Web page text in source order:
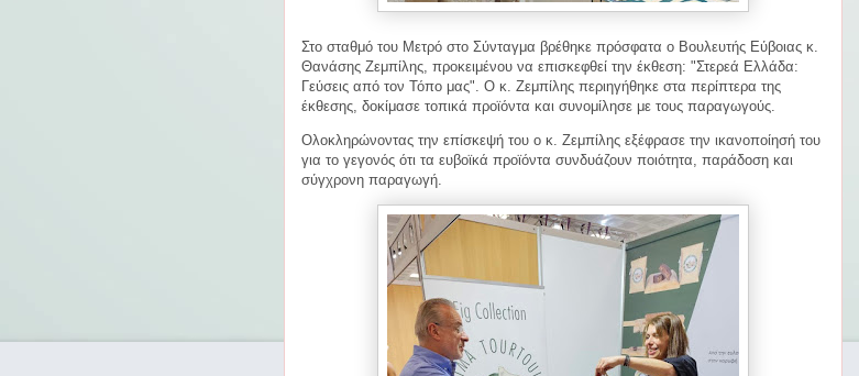
Στο σταθμό του Μετρό στο Σύνταγμα βρέθηκε πρόσφατα ο Βουλευτής Εύβοιας κ.
Θανάσης Ζεμπίλης, προκειμένου να επισκεφθεί την έκθεση: "Στερεά Ελλάδα:
Γεύσεις από τον Τόπο μας". Ο κ. Ζεμπίλης περιηγήθηκε στα περίπτερα της
έκθεσης, δοκίμασε τοπικά προϊόντα και συνομίλησε με τους παραγωγούς.
Ολοκληρώνοντας την επίσκεψή του ο κ. Ζεμπίλης εξέφρασε την ικανοποίησή του
για το γεγονός ότι τα ευβοϊκά προϊόντα συνδυάζουν ποιότητα, παράδοση και
σύγχρονη παραγωγή.